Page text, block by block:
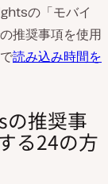
の「モバイ
推奨事項を使用
読み込み時間を
の推奨事
る24の方